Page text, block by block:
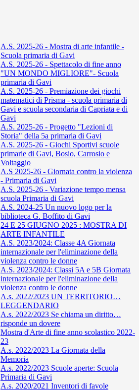
A.S. 2025-26 - Mostra di arte infantile -
Scuola primaria di Gavi
A.S. 2025-26 - Spettacolo di fine anno
"UN MONDO MIGLIORE"- Scuola
primaria di Gavi
A.S. 2025-26 - Premiazione dei giochi
matematici di Prisma - scuola primaria di
Gavi e scuola secondaria di Capriata e di
Gavi
A.S. 2025-26 - Progetto "Lezioni di
Storia" della 5a primaria di Gavi
A.S. 2025-26 - Giochi Sportivi scuole
primarie di Gavi, Bosio, Carrosio e
Voltaggio
A.S 2025-26 - Giornata contro la violenza
- Primaria di Gavi
A.S. 2025-26 - Variazione tempo mensa
scuola Primaria di Gavi
A.S. 2024-25 Un nuovo logo per la
biblioteca G. Boffito di Gavi
24 E 25 GIUGNO 2025 : MOSTRA DI
ARTE INFANTILE
A.S. 2023/2024: Classe 4A Giornata
internazionale per l'eliminazione della
violenza contro le donne
A.S. 2023/2024: Classi 5A e 5B Giornata
internazionale per l'eliminazione della
violenza contro le donne
A.s. 2022/2023 UN TERRITORIO…
LEGGENDARIO
A.s. 2022/2023 Se chiama un diritto…
risponde un dovere
Mostra d'Arte di fine anno scolastico 2022-
23
A.s. 2022/2023 La Giornata della
Memoria
A.s. 2022/2023 Scuole aperte: Scuola
Primaria di Gavi
A.s. 2020/2021 Inventori di favole